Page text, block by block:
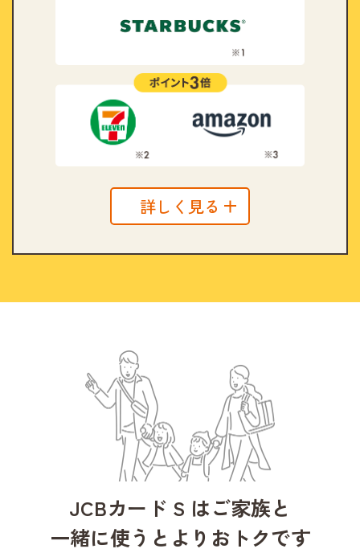
詳しく見る
JCBカード S はご家族と
一緒に使うとよりおトクです